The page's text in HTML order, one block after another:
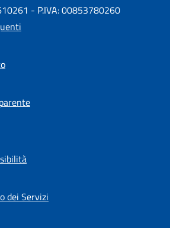
- P.IVA: 00853780260
dei Servizi